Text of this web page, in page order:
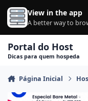
Ir para conteúdo
View in the app
A better way to
Portal do Host
Dicas para quem hospeda
Página Inicial